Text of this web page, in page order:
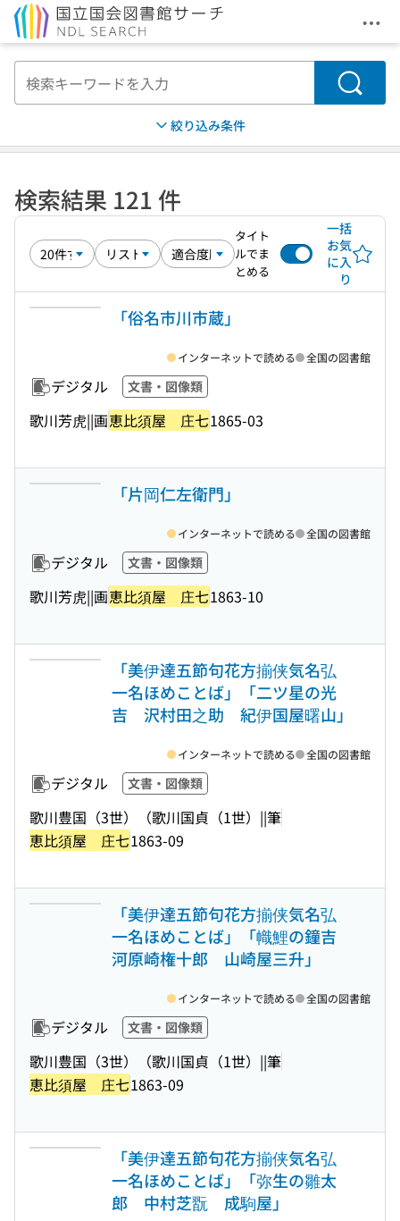
メ
検索
絞り込み条件
検索結果 121 件
タイト
ルでま
とめる
一括
お気
に入
り
「俗名市川市蔵」
デジタル 文書・図像類
歌川芳虎||画恵比須屋 庄七1865-03
インターネットで読める 全国の図書館
「片岡仁左衛門」
デジタル 文書・図像類
歌川芳虎||画恵比須屋 庄七1863-10
インターネットで読める 全国の図書館
「美伊達五節句花方揃侠気名弘
一名ほめことば」「二ツ星の光
吉 沢村田之助 紀伊国屋曙山」
デジタル 文書・図像類
歌川豊国（3世）（歌川国貞（1世）||筆
恵比須屋 庄七1863-09
インターネットで読める 全国の図書館
「美伊達五節句花方揃侠気名弘
一名ほめことば」「幟鯉の鐘吉
河原崎権十郎 山崎屋三升」
デジタル 文書・図像類
歌川豊国（3世）（歌川国貞（1世）||筆
恵比須屋 庄七1863-09
インターネットで読める 全国の図書館
「美伊達五節句花方揃侠気名弘
一名ほめことば」「弥生の雛太
郎 中村芝翫 成駒屋」